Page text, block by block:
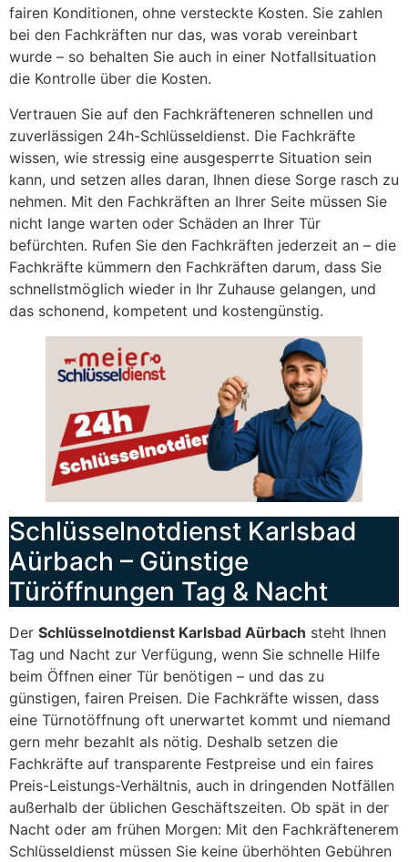
fairen Konditionen, ohne versteckte Kosten. Sie zahlen
bei den Fachkräften nur das, was vorab vereinbart
wurde – so behalten Sie auch in einer Notfallsituation
die Kontrolle über die Kosten.
Vertrauen Sie auf den Fachkräfteneren schnellen und
zuverlässigen 24h-Schlüsseldienst. Die Fachkräfte
wissen, wie stressig eine ausgesperrte Situation sein
kann, und setzen alles daran, Ihnen diese Sorge rasch zu
nehmen. Mit den Fachkräften an Ihrer Seite müssen Sie
nicht lange warten oder Schäden an Ihrer Tür
befürchten. Rufen Sie den Fachkräften jederzeit an – die
Fachkräfte kümmern den Fachkräften darum, dass Sie
schnellstmöglich wieder in Ihr Zuhause gelangen, und
das schonend, kompetent und kostengünstig.
Schlüsselnotdienst Karlsbad
Aürbach – Günstige
Türöffnungen Tag & Nacht
Der Schlüsselnotdienst Karlsbad Aürbach steht Ihnen
Tag und Nacht zur Verfügung, wenn Sie schnelle Hilfe
beim Öffnen einer Tür benötigen – und das zu
günstigen, fairen Preisen. Die Fachkräfte wissen, dass
eine Türnotöffnung oft unerwartet kommt und niemand
gern mehr bezahlt als nötig. Deshalb setzen die
Fachkräfte auf transparente Festpreise und ein faires
Preis-Leistungs-Verhältnis, auch in dringenden Notfällen
außerhalb der üblichen Geschäftszeiten. Ob spät in der
Nacht oder am frühen Morgen: Mit den Fachkräftenerem
Schlüsseldienst müssen Sie keine überhöhten Gebühren